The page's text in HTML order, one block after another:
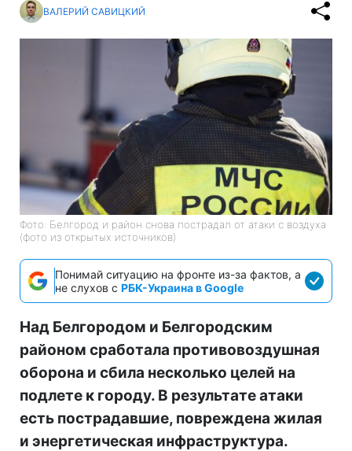
ВАЛЕРИЙ САВИЦКИЙ
Фото: Белгород и район снова пострадал от атаки с воздуха
(фото из открытых источников)
Понимай ситуацию на фронте из-за фактов, а
не слухов с РБК-Украина в Google
Над Белгородом и Белгородским
районом сработала противовоздушная
оборона и сбила несколько целей на
подлете к городу. В результате атаки
есть пострадавшие, повреждена жилая
и энергетическая инфраструктура.